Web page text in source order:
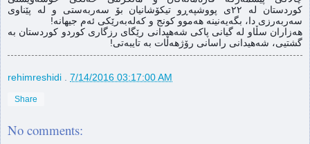
کوردستان لە ٢٢ی پووشپەڕو تیکۆشانیان بۆ سەربەستی و لە پێناوی
سەربەرزی دا، بگەیەنینە هەموو کونج و کەلەبەرێکی ئەم جیهانە!
هەزاران سڵاو لە گیانی پاکی شەهیدانی رێگای رزگاری کوردو کوردستان بە
گشتیی، شەهیدانی راسانی رۆژهەڵات بە تایبەتی!
rehimreshidi 7/14/2016 03:17:00 AM
Share
No comments: